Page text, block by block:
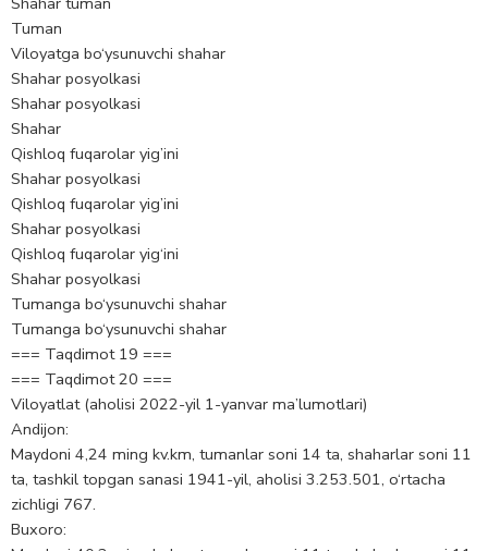
Tuman
Viloyatga bo‘ysunuvchi shahar
Shahar posyolkasi
Shahar posyolkasi
Shahar
Qishloq fuqarolar yig’ini
Shahar posyolkasi
Qishloq fuqarolar yig’ini
Shahar posyolkasi
Qishloq fuqarolar yig‘ini
Shahar posyolkasi
Tumanga bo‘ysunuvchi shahar
Tumanga bo‘ysunuvchi shahar
=== Taqdimot 19 ===
=== Taqdimot 20 ===
Viloyatlat (aholisi 2022-yil 1-yanvar ma’lumotlari)
Andijon:
Maydoni 4,24 ming kv.km, tumanlar soni 14 ta, shaharlar soni 11
ta, tashkil topgan sanasi 1941-yil, aholisi 3.253.501, o‘rtacha
zichligi 767.
Buxoro: